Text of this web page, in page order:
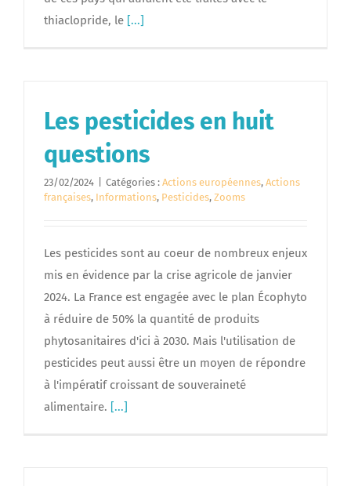
thiaclopride, le [...]
Les pesticides en huit
questions
23/02/2024 Catégories : Actions européennes, Actions
françaises, Informations, Pesticides, Zooms
Les pesticides sont au coeur de nombreux enjeux
mis en évidence par la crise agricole de janvier
2024. La France est engagée avec le plan Écophyto
à réduire de 50% la quantité de produits
phytosanitaires d'ici à 2030. Mais l'utilisation de
pesticides peut aussi être un moyen de répondre
à l'impératif croissant de souveraineté
alimentaire. [...]